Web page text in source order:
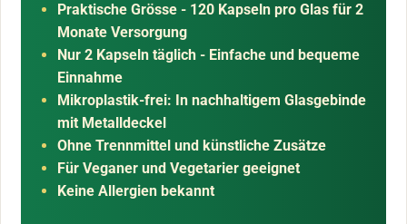
Praktische Grösse - 120 Kapseln pro Glas für 2
Monate Versorgung
Nur 2 Kapseln täglich - Einfache und bequeme
Einnahme
Mikroplastik-frei: In nachhaltigem Glasgebinde
mit Metalldeckel
Ohne Trennmittel und künstliche Zusätze
Für Veganer und Vegetarier geeignet
Keine Allergien bekannt